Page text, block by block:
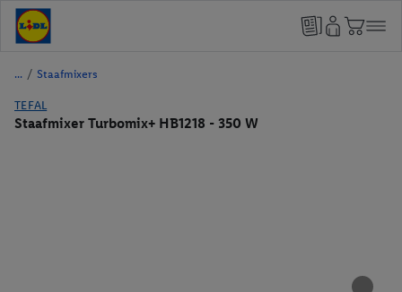
/ Staafmixers
TEFAL
Staafmixer Turbomix+ HB1218 - 350 W